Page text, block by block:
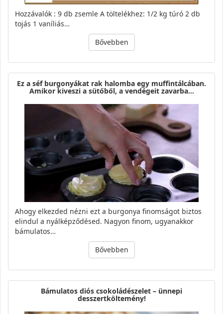
Hozzávalók : 9 db zsemle A töltelékhez: 1/2 kg túró 2 db
tojás 1 vaníliás…
Bővebben
Ez a séf burgonyákat rak halomba egy muffintálcában.
Amikor kiveszi a sütőből, a vendégeit zavarba…
Ahogy elkezded nézni ezt a burgonya finomságot biztos
elindul a nyálképződésed. Nagyon finom, ugyanakkor
bámulatos…
Bővebben
Bámulatos diós csokoládészelet – ünnepi
desszertköltemény!